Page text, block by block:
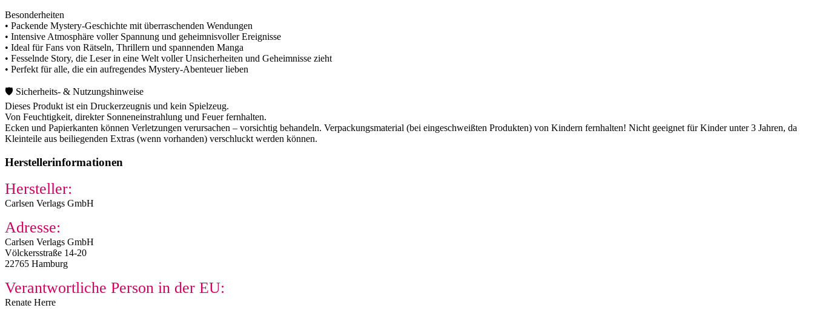
Besonderheiten
• Packende Mystery-Geschichte mit überraschenden Wendungen
• Intensive Atmosphäre voller Spannung und geheimnisvoller Ereignisse
• Ideal für Fans von Rätseln, Thrillern und spannenden Manga
• Fesselnde Story, die Leser in eine Welt voller Unsicherheiten und Geheimnisse zieht
• Perfekt für alle, die ein aufregendes Mystery-Abenteuer lieben
🛡️ Sicherheits- & Nutzungshinweise
Dieses Produkt ist ein Druckerzeugnis und kein Spielzeug.
Von Feuchtigkeit, direkter Sonneneinstrahlung und Feuer fernhalten.
Ecken und Papierkanten können Verletzungen verursachen – vorsichtig behandeln. Verpackungsmaterial (bei eingeschweißten Produkten) von Kindern fernhalten! Nicht geeignet für Kinder unter 3 Jahren, da
Kleinteile aus beiliegenden Extras (wenn vorhanden) verschluckt werden können.
Herstellerinformationen
Hersteller:
Carlsen Verlags GmbH
Adresse:
Carlsen Verlags GmbH
Völckersstraße 14-20
22765 Hamburg
Verantwortliche Person in der EU:
Renate Herre